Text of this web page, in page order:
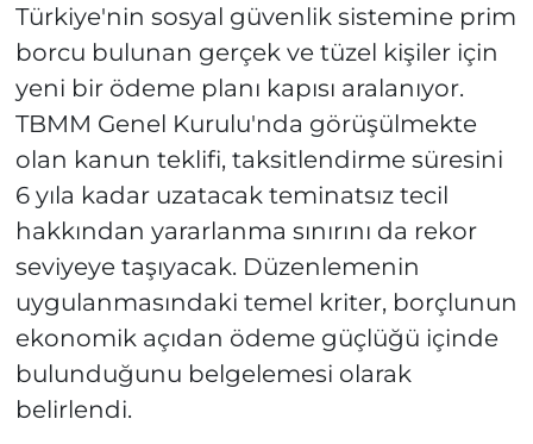
Türkiye'nin sosyal güvenlik sistemine prim
borcu bulunan gerçek ve tüzel kişiler için
yeni bir ödeme planı kapısı aralanıyor.
TBMM Genel Kurulu'nda görüşülmekte
olan kanun teklifi, taksitlendirme süresini
6 yıla kadar uzatacak teminatsız tecil
hakkından yararlanma sınırını da rekor
seviyeye taşıyacak. Düzenlemenin
uygulanmasındaki temel kriter, borçlunun
ekonomik açıdan ödeme güçlüğü içinde
bulunduğunu belgelemesi olarak
belirlendi.